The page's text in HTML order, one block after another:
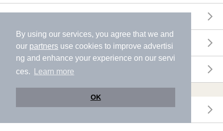
By using our services, you agree that we and
our partners use cookies to improve advertisi
ng and enhance your experience on our servi
ces.
Learn more
OK
特集
ニフティ温泉からのお知らせ
温浴施設ランキング
年間温泉ランキング